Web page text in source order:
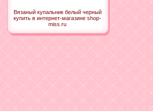
Вязаный купальник белый черный
купить в интернет-магазине shop-
miss.ru